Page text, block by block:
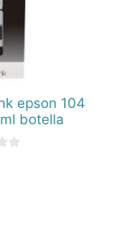
epson 104
botella